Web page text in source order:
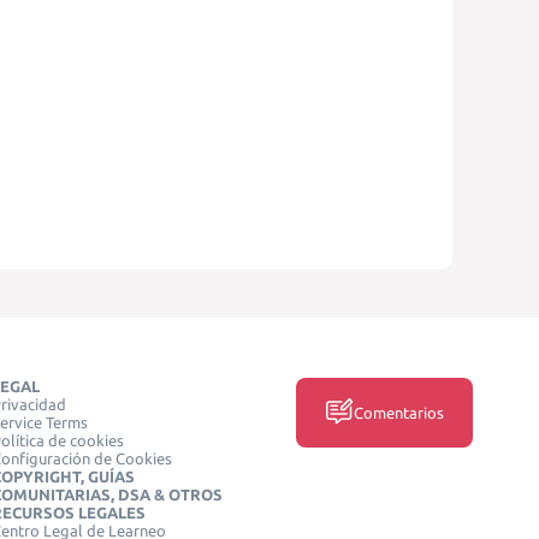
Terms
de cookies
de Cookies
GUÍAS
DSA & OTROS
LEGALES
Legal de Learneo
Comentarios